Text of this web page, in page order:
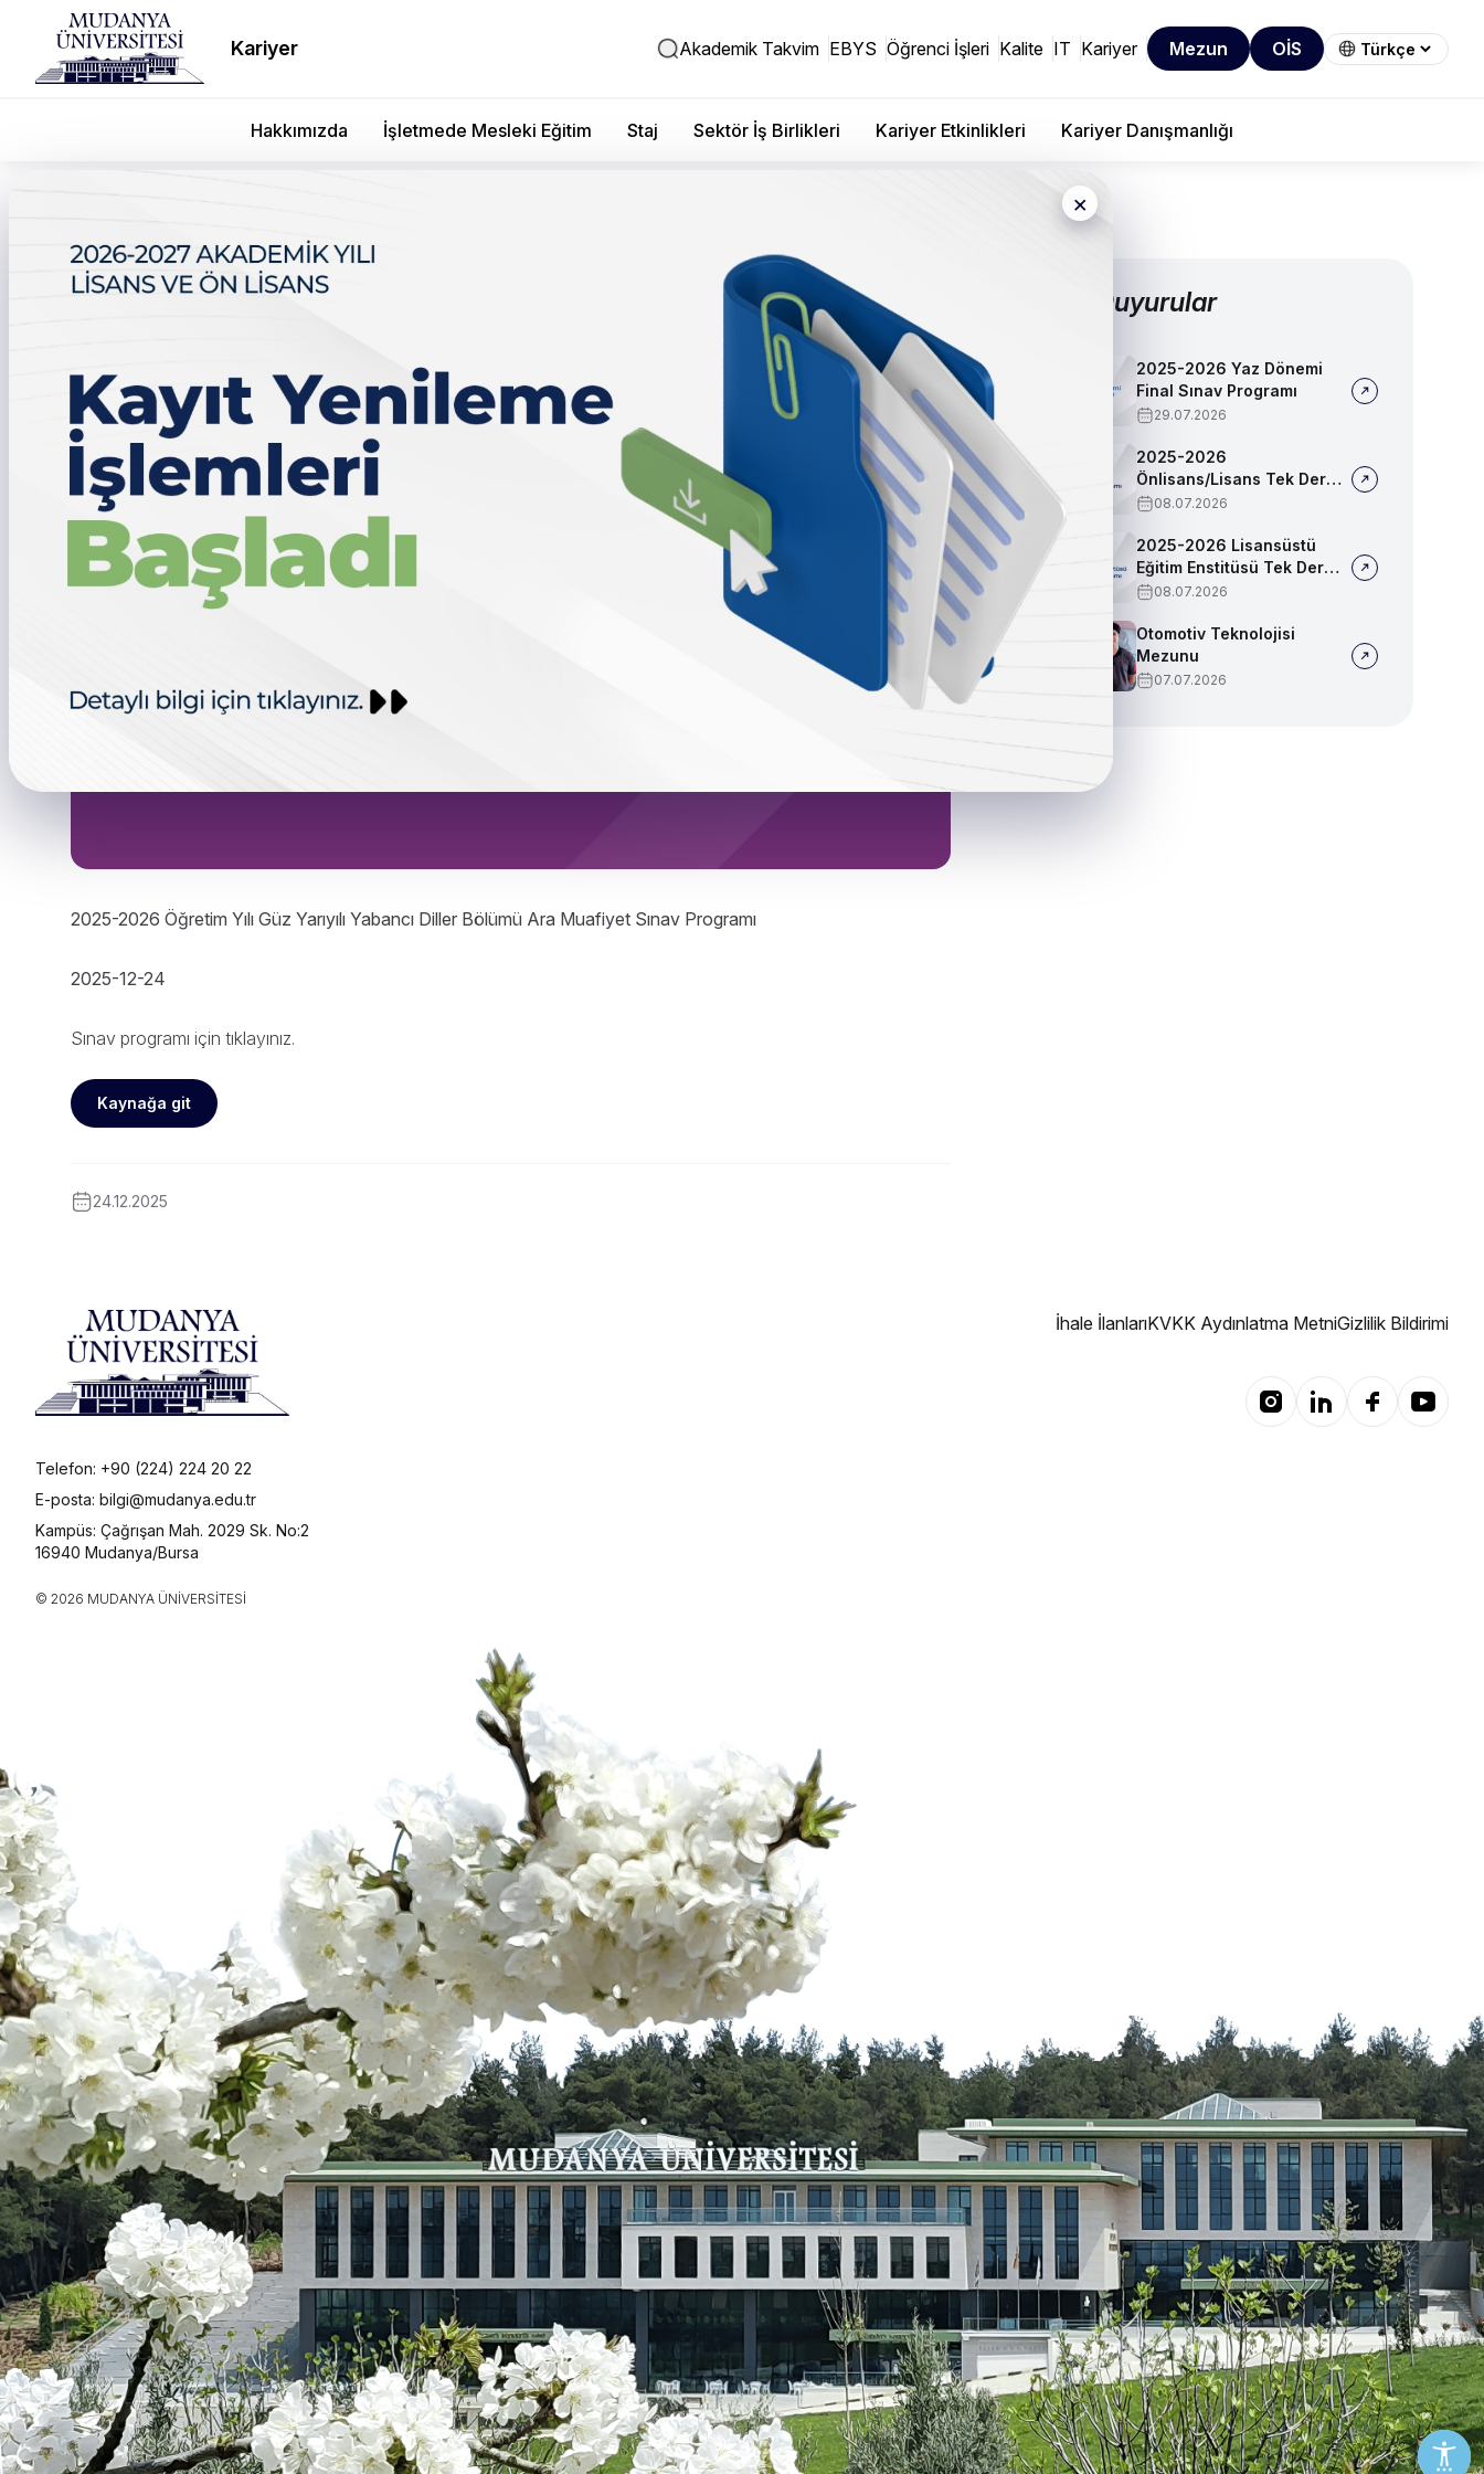
Kariyer Akademik Takvim EBYS Öğrenci İşleri Kalite IT Kariyer Mezun OİS
Hakkımızda İşletmede Mesleki Eğitim Staj Sektör İş Birlikleri Kariyer Etkinlikleri Kariyer Danışmanlığı
×
2025-2026 Öğretim Yılı Güz Yarıyılı Yabancı Diller
2025-2026 Öğretim Yılı Güz Yarıyılı Yabancı Diller Bölümü Ara Muafiyet Sınav Programı
2025-12-24
Sınav programı için tıklayınız.
Kaynağa git
24.12.2025
Diğer Duyurular
2025-2026 Yaz Dönemi
Final Sınav Programı
29.07.2026
2025-2026
Önlisans/Lisans Tek Ders
Sınav Programı
08.07.2026
2025-2026 Lisansüstü
Eğitim Enstitüsü Tek Ders
Sınav Programı
08.07.2026
Otomotiv Teknolojisi
Mezunu
07.07.2026
Telefon: +90 (224) 224 20 22
E-posta: bilgi@mudanya.edu.tr
Kampüs: Çağrışan Mah. 2029 Sk. No:2
16940 Mudanya/Bursa
© 2026 MUDANYA ÜNIVERSITESI
İhale İlanlarıKVKK Aydınlatma MetniGizlilik Bildirimi